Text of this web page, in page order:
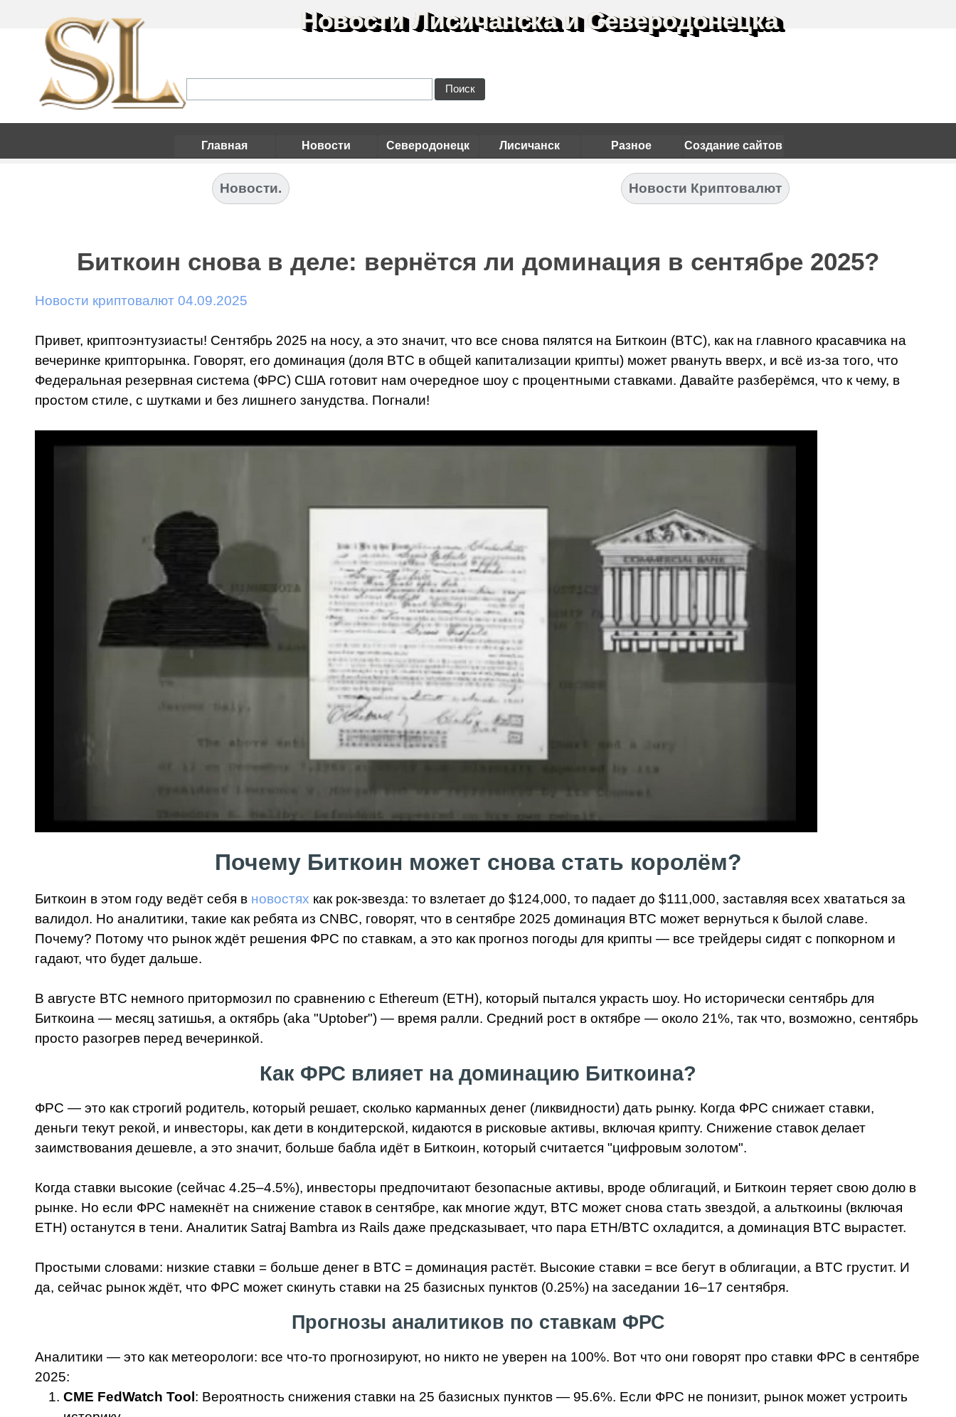
Главная Новости Северодонецк Лисичанск Разное Создание сайтов
Новости Лисичанска и Северодонецка
Поиск
Новости Криптовалют
Новости.
Биткоин снова в деле: вернётся ли доминация в сентябре 2025?
Новости криптовалют 04.09.2025
Привет, криптоэнтузиасты! Сентябрь 2025 на носу, а это значит, что все снова пялятся на Биткоин (BTC), как на главного красавчика на
вечеринке крипторынка. Говорят, его доминация (доля BTC в общей капитализации крипты) может рвануть вверх, и всё из-за того, что
Федеральная резервная система (ФРС) США готовит нам очередное шоу с процентными ставками. Давайте разберёмся, что к чему, в
простом стиле, с шутками и без лишнего занудства. Погнали!
Почему Биткоин может снова стать королём?
Биткоин в этом году ведёт себя в новостях как рок-звезда: то взлетает до $124,000, то падает до $111,000, заставляя всех хвататься за
валидол. Но аналитики, такие как ребята из CNBC, говорят, что в сентябре 2025 доминация BTC может вернуться к былой славе.
Почему? Потому что рынок ждёт решения ФРС по ставкам, а это как прогноз погоды для крипты — все трейдеры сидят с попкорном и
гадают, что будет дальше.
В августе BTC немного притормозил по сравнению с Ethereum (ETH), который пытался украсть шоу. Но исторически сентябрь для
Биткоина — месяц затишья, а октябрь (aka "Uptober") — время ралли. Средний рост в октябре — около 21%, так что, возможно, сентябрь
просто разогрев перед вечеринкой.
Как ФРС влияет на доминацию Биткоина?
ФРС — это как строгий родитель, который решает, сколько карманных денег (ликвидности) дать рынку. Когда ФРС снижает ставки,
деньги текут рекой, и инвесторы, как дети в кондитерской, кидаются в рисковые активы, включая крипту. Снижение ставок делает
заимствования дешевле, а это значит, больше бабла идёт в Биткоин, который считается "цифровым золотом".
Когда ставки высокие (сейчас 4.25–4.5%), инвесторы предпочитают безопасные активы, вроде облигаций, и Биткоин теряет свою долю в
рынке. Но если ФРС намекнёт на снижение ставок в сентябре, как многие ждут, BTC может снова стать звездой, а альткоины (включая
ETH) останутся в тени. Аналитик Satraj Bambra из Rails даже предсказывает, что пара ETH/BTC охладится, а доминация BTC вырастет.
Простыми словами: низкие ставки = больше денег в BTC = доминация растёт. Высокие ставки = все бегут в облигации, а BTC грустит. И
да, сейчас рынок ждёт, что ФРС может скинуть ставки на 25 базисных пунктов (0.25%) на заседании 16–17 сентября.
Прогнозы аналитиков по ставкам ФРС
Аналитики — это как метеорологи: все что-то прогнозируют, но никто не уверен на 100%. Вот что они говорят про ставки ФРС в сентябре
2025:
CME FedWatch Tool : Вероятность снижения ставки на 25 базисных пунктов — 95.6%. Если ФРС не понизит, рынок может устроить